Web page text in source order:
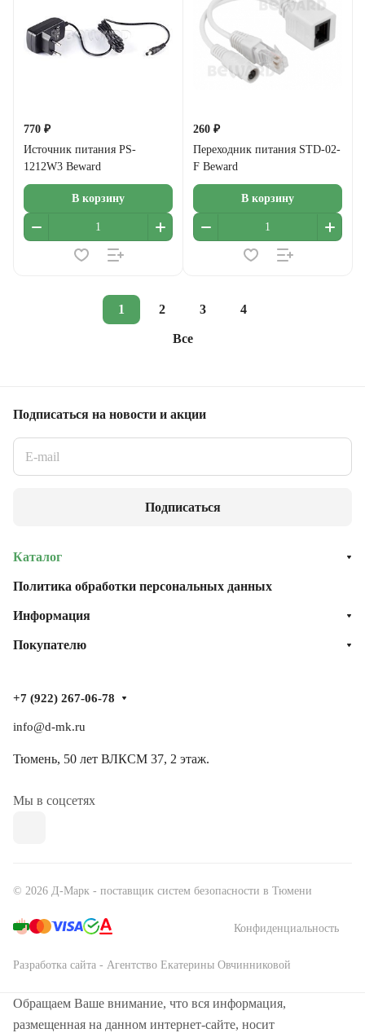
770 ₽
Источник питания PS-
1212W3 Beward
В корзину
260 ₽
Переходник питания STD-02-
F Beward
В корзину
1 2 3 4
Все
Подписаться на новости и акции
Подписаться
Каталог
Политика обработки персональных данных
Информация
Покупателю
+7 (922) 267-06-78
info@d-mk.ru
Тюмень, ​50 лет ВЛКСМ 37​, 2 этаж.
Мы в соцсетях
© 2026 Д-Марк - поставщик систем безопасности в Тюмени
Конфиденциальность
Разработка сайта - Агентство Екатерины Овчинниковой
Обращаем Ваше внимание, что вся информация,
размещенная на данном интернет-сайте, носит